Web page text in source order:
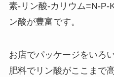
素-リン酸-カリウム=N-
ン酸が豊富です。
お店でパッケージをいろ
肥料でリン酸がここまで